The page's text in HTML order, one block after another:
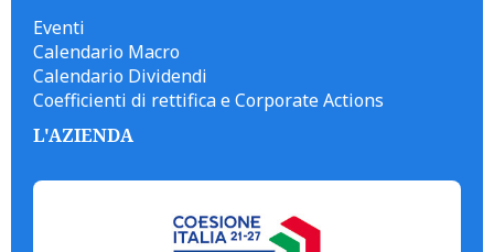
Eventi
Calendario Macro
Calendario Dividendi
Coefficienti di rettifica e Corporate Actions
L'AZIENDA